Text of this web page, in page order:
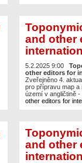
and other
5.2.2025 9:00
other editors for
Zveřejněno 4.
pro přípravu map a
území v angličtině -
other editors for
and other